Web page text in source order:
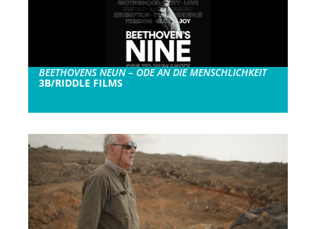
BEETHOVENS NEUN – ODE AN DIE MENSCHLICHKEIT
3B/RIDDLE FILMS